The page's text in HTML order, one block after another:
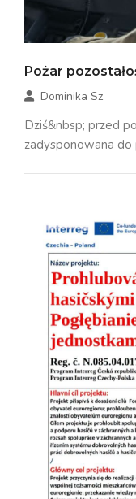
Pożar
Dominika Sz
Dziś&nbsp; przed
zadysponowana do